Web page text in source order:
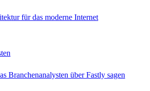
für das moderne Internet
Branchenanalysten über Fastly sagen